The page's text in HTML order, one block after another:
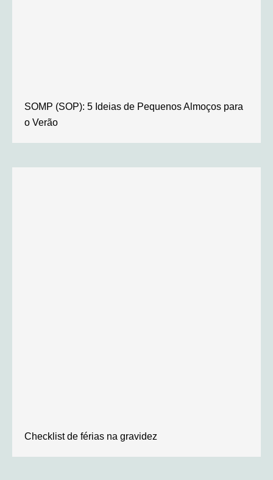
SOMP (SOP): 5 Ideias de Pequenos Almoços para
o Verão
Checklist de férias na gravidez